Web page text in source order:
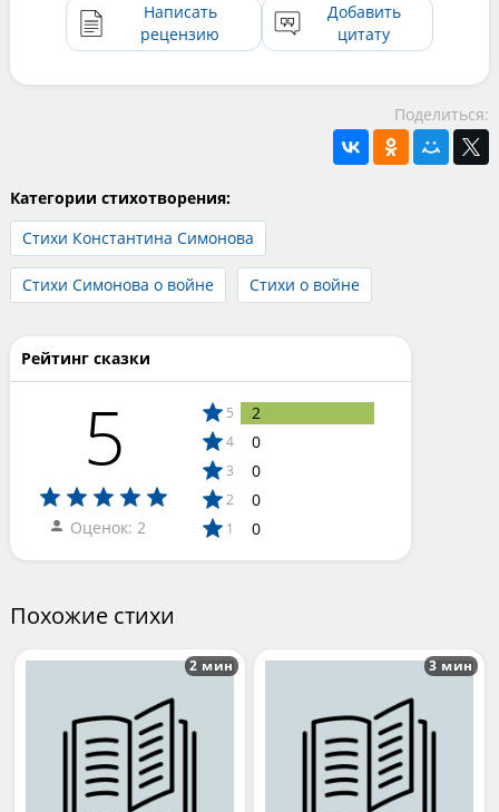
Написать
рецензию
Добавить
цитату
Поделиться:
Категории стихотворения:
Стихи Константина Симонова
Стихи Симонова о войне Стихи о войне
Рейтинг сказки
5
Оценок: 2
5 2
4 0
3 0
2 0
1 0
Похожие стихи
2 мин 3 мин